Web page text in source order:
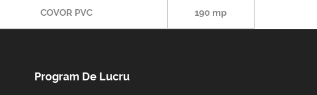
COVOR PVC 190 mp
Program De Lucru